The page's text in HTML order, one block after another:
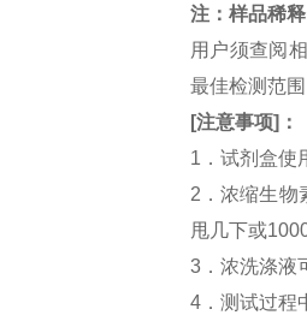
注：样品稀
用户须查阅
最佳检测范
[注意事项] ：
1．试剂盒使
2．浓缩生物
甩几下或
3．浓洗涤液
4．测试过程